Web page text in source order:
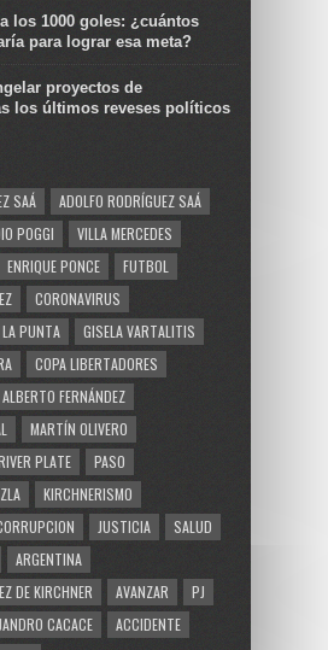
los 1000 goles: ¿cuántos
para lograr esa meta?
proyectos de
los últimos reveses políticos
SAÁ
ADOLFO RODRÍGUEZ SAÁ
POGGI
VILLA MERCEDES
ENRIQUE PONCE
FUTBOL
CORONAVIRUS
LA PUNTA
GISELA VARTALITIS
COPA LIBERTADORES
ALBERTO FERNÁNDEZ
MARTÍN OLIVERO
PLATE
PASO
KIRCHNERISMO
JUSTICIA
SALUD
ARGENTINA
DE KIRCHNER
AVANZAR
PJ
CACACE
ACCIDENTE